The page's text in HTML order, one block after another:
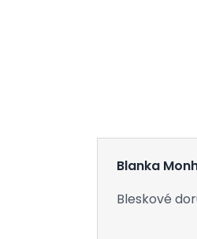
Blanka
Bleskové